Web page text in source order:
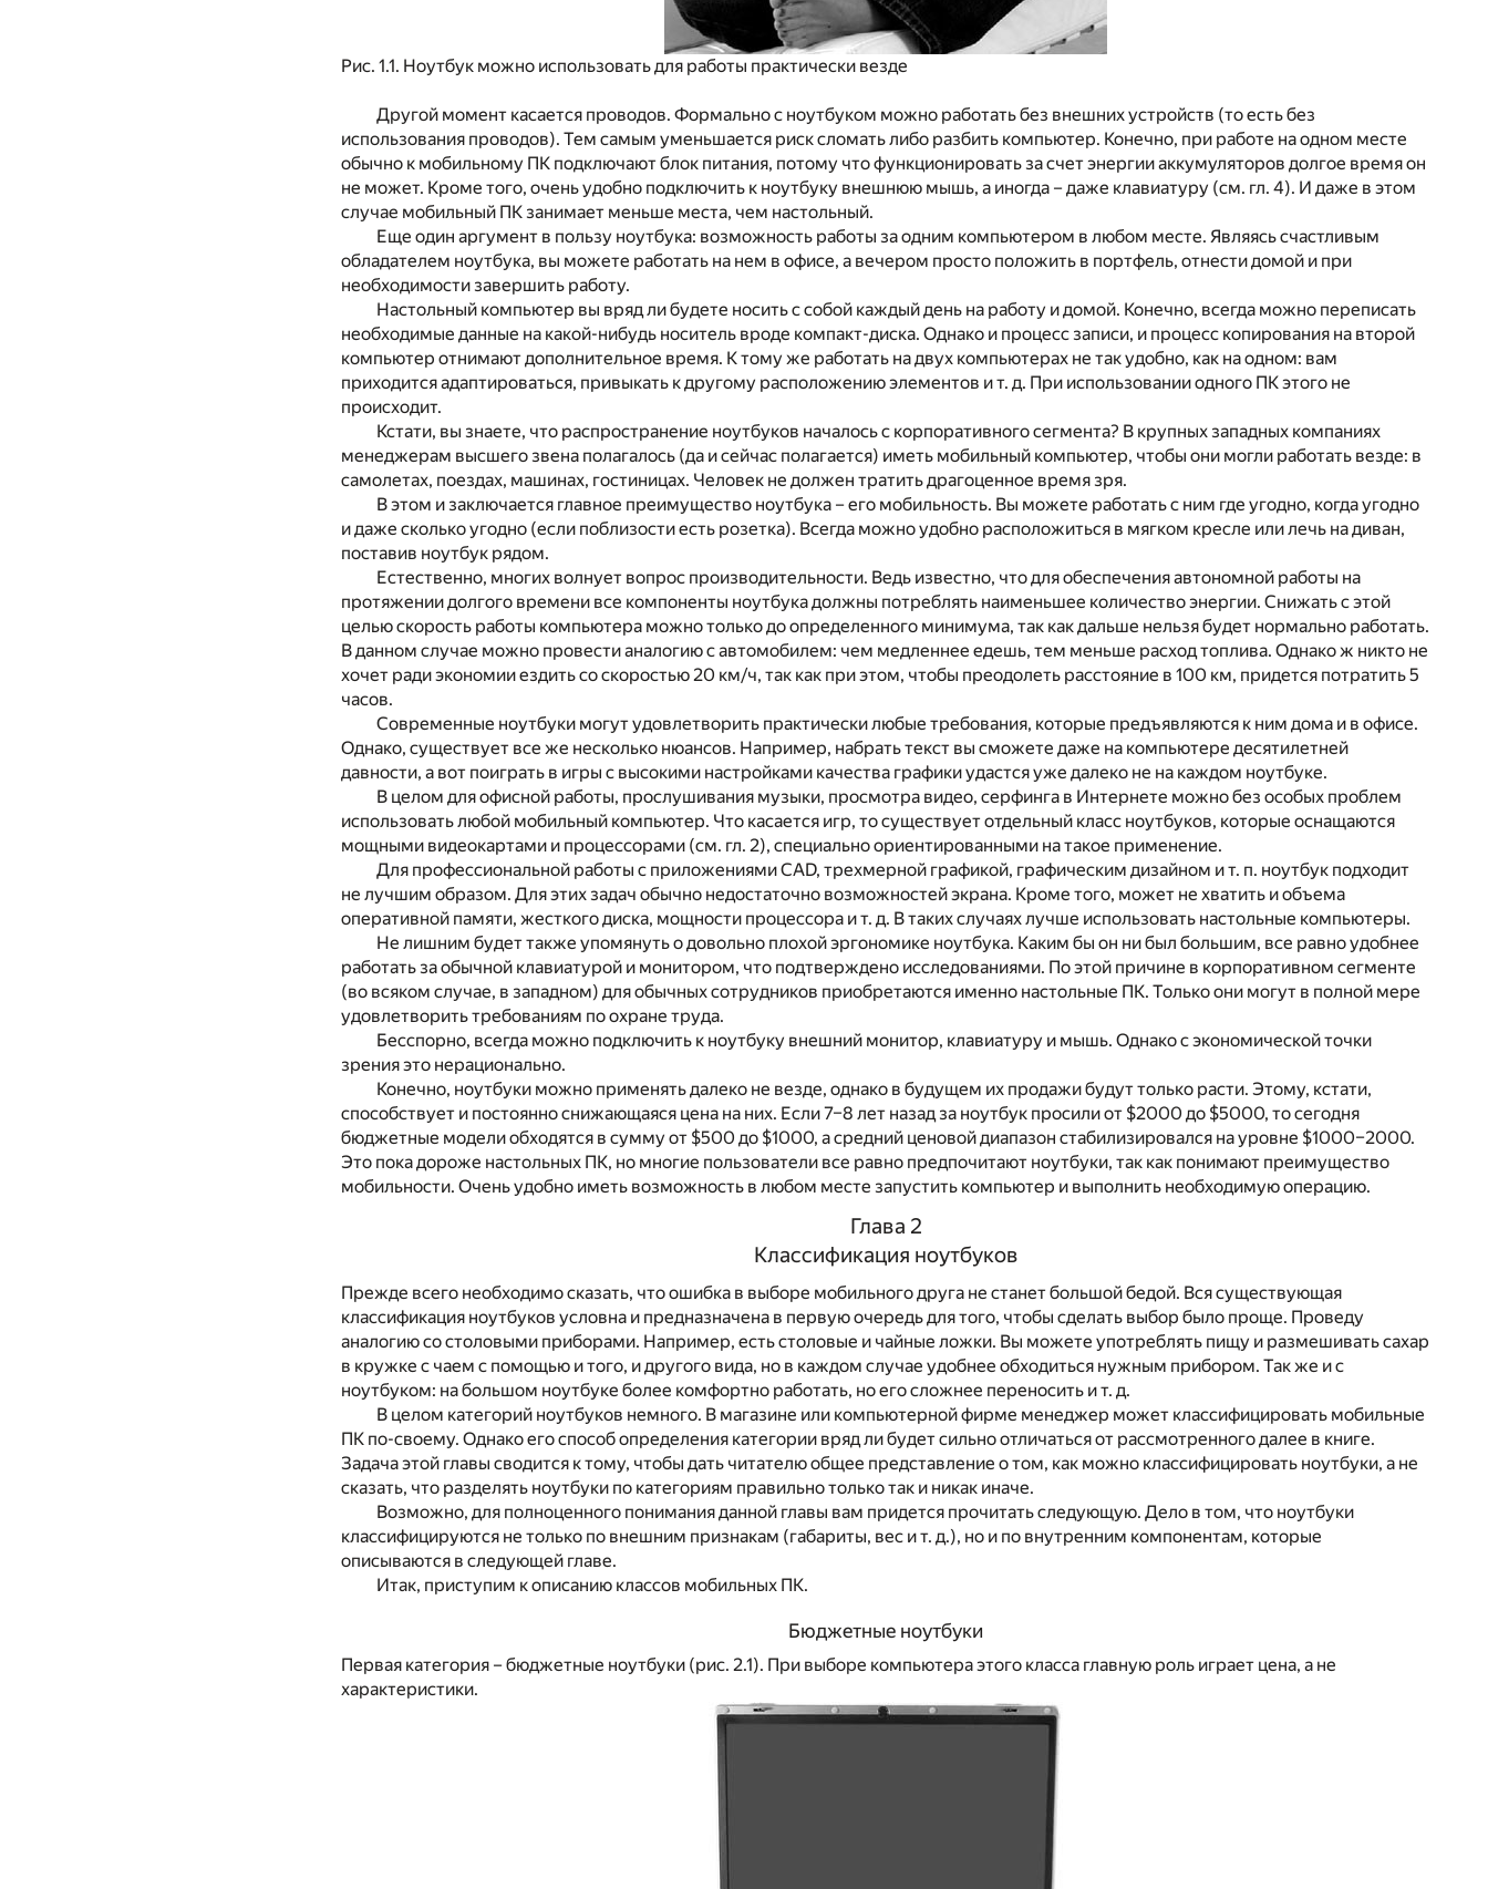
Рис. 1.1. Ноутбук можно использовать для работы практически везде
Другой момент касается проводов. Формально с ноутбуком можно работать без внешних устройств (то есть без
использования проводов). Тем самым уменьшается риск сломать либо разбить компьютер. Конечно, при работе на одном месте
обычно к мобильному ПК подключают блок питания, потому что функционировать за счет энергии аккумуляторов долгое время он
не может. Кроме того, очень удобно подключить к ноутбуку внешнюю мышь, а иногда – даже клавиатуру (см. гл. 4). И даже в этом
случае мобильный ПК занимает меньше места, чем настольный.
Еще один аргумент в пользу ноутбука: возможность работы за одним компьютером в любом месте. Являясь счастливым
обладателем ноутбука, вы можете работать на нем в офисе, а вечером просто положить в портфель, отнести домой и при
необходимости завершить работу.
Настольный компьютер вы вряд ли будете носить с собой каждый день на работу и домой. Конечно, всегда можно переписать
необходимые данные на какой-нибудь носитель вроде компакт-диска. Однако и процесс записи, и процесс копирования на второй
компьютер отнимают дополнительное время. К тому же работать на двух компьютерах не так удобно, как на одном: вам
приходится адаптироваться, привыкать к другому расположению элементов и т. д. При использовании одного ПК этого не
происходит.
Кстати, вы знаете, что распространение ноутбуков началось с корпоративного сегмента? В крупных западных компаниях
менеджерам высшего звена полагалось (да и сейчас полагается) иметь мобильный компьютер, чтобы они могли работать везде: в
самолетах, поездах, машинах, гостиницах. Человек не должен тратить драгоценное время зря.
В этом и заключается главное преимущество ноутбука – его мобильность. Вы можете работать с ним где угодно, когда угодно
и даже сколько угодно (если поблизости есть розетка). Всегда можно удобно расположиться в мягком кресле или лечь на диван,
поставив ноутбук рядом.
Естественно, многих волнует вопрос производительности. Ведь известно, что для обеспечения автономной работы на
протяжении долгого времени все компоненты ноутбука должны потреблять наименьшее количество энергии. Снижать с этой
целью скорость работы компьютера можно только до определенного минимума, так как дальше нельзя будет нормально работать.
В данном случае можно провести аналогию с автомобилем: чем медленнее едешь, тем меньше расход топлива. Однако ж никто не
хочет ради экономии ездить со скоростью 20 км/ч, так как при этом, чтобы преодолеть расстояние в 100 км, придется потратить 5
часов.
Современные ноутбуки могут удовлетворить практически любые требования, которые предъявляются к ним дома и в офисе.
Однако, существует все же несколько нюансов. Например, набрать текст вы сможете даже на компьютере десятилетней
давности, а вот поиграть в игры с высокими настройками качества графики удастся уже далеко не на каждом ноутбуке.
В целом для офисной работы, прослушивания музыки, просмотра видео, серфинга в Интернете можно без особых проблем
использовать любой мобильный компьютер. Что касается игр, то существует отдельный класс ноутбуков, которые оснащаются
мощными видеокартами и процессорами (см. гл. 2), специально ориентированными на такое применение.
Для профессиональной работы с приложениями CAD, трехмерной графикой, графическим дизайном и т. п. ноутбук подходит
не лучшим образом. Для этих задач обычно недостаточно возможностей экрана. Кроме того, может не хватить и объема
оперативной памяти, жесткого диска, мощности процессора и т. д. В таких случаях лучше использовать настольные компьютеры.
Не лишним будет также упомянуть о довольно плохой эргономике ноутбука. Каким бы он ни был большим, все равно удобнее
работать за обычной клавиатурой и монитором, что подтверждено исследованиями. По этой причине в корпоративном сегменте
(во всяком случае, в западном) для обычных сотрудников приобретаются именно настольные ПК. Только они могут в полной мере
удовлетворить требованиям по охране труда.
Бесспорно, всегда можно подключить к ноутбуку внешний монитор, клавиатуру и мышь. Однако с экономической точки
зрения это нерационально.
Конечно, ноутбуки можно применять далеко не везде, однако в будущем их продажи будут только расти. Этому, кстати,
способствует и постоянно снижающаяся цена на них. Если 7–8 лет назад за ноутбук просили от $2000 до $5000, то сегодня
бюджетные модели обходятся в сумму от $500 до $1000, а средний ценовой диапазон стабилизировался на уровне $1000–2000.
Это пока дороже настольных ПК, но многие пользователи все равно предпочитают ноутбуки, так как понимают преимущество
мобильности. Очень удобно иметь возможность в любом месте запустить компьютер и выполнить необходимую операцию.
Глава 2
Классификация ноутбуков
Прежде всего необходимо сказать, что ошибка в выборе мобильного друга не станет большой бедой. Вся существующая
классификация ноутбуков условна и предназначена в первую очередь для того, чтобы сделать выбор было проще. Проведу
аналогию со столовыми приборами. Например, есть столовые и чайные ложки. Вы можете употреблять пищу и размешивать сахар
в кружке с чаем с помощью и того, и другого вида, но в каждом случае удобнее обходиться нужным прибором. Так же и с
ноутбуком: на большом ноутбуке более комфортно работать, но его сложнее переносить и т. д.
В целом категорий ноутбуков немного. В магазине или компьютерной фирме менеджер может классифицировать мобильные
ПК по-своему. Однако его способ определения категории вряд ли будет сильно отличаться от рассмотренного далее в книге.
Задача этой главы сводится к тому, чтобы дать читателю общее представление о том, как можно классифицировать ноутбуки, а не
сказать, что разделять ноутбуки по категориям правильно только так и никак иначе.
Возможно, для полноценного понимания данной главы вам придется прочитать следующую. Дело в том, что ноутбуки
классифицируются не только по внешним признакам (габариты, вес и т. д.), но и по внутренним компонентам, которые
описываются в следующей главе.
Итак, приступим к описанию классов мобильных ПК.
Бюджетные ноутбуки
Первая категория – бюджетные ноутбуки (рис. 2.1). При выборе компьютера этого класса главную роль играет цена, а не
характеристики.